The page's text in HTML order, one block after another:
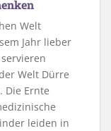
Welt
Jahr lieber
Welt Dürre
Die Ernte
leiden in